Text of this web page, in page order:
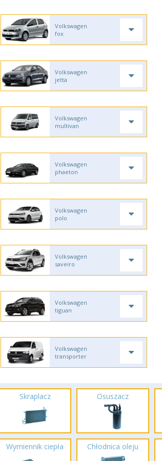
Volkswagen
fox
Volkswagen
jetta
Volkswagen
multivan
Volkswagen
phaeton
Volkswagen
polo
Volkswagen
saveiro
Volkswagen
tiguan
Volkswagen
transporter
Skraplacz Osuszacz
Wymiennik ciepła Chłodnica oleju